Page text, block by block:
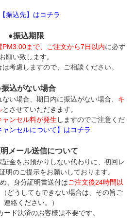
振込先】はコチラ
●振込期限
PM3:00まで、ご注文から7日以内に必ず
お願い致します。
考慮しますので、ご相談ください。
振込がない場合
い場合、期日内に振込がない場合、 キ
とさせていただきます。
ャンセル料が発生 しますのでご注意くだ
ンセルについて】はコチラ
メール送信について
金をお預かりしない代わりに、初回レ
明のご提示をお願いしております。
、身分証明書送付はご注文後24時間以
どうしてもできない場合は、その旨ご
連絡ください。）
ード決済のお客様は不要です。